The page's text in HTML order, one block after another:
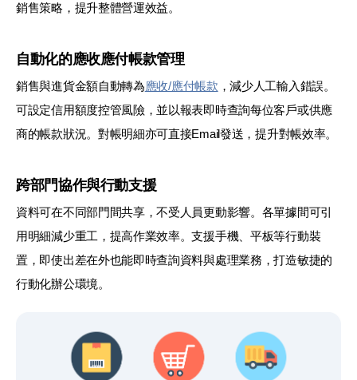
銷售策略，提升整體營運效益。
自動化的應收應付帳款管理
銷售與進貨金額自動轉為應收/應付帳款 ，減少人工輸入錯誤。
可設定信用額度控管風險，並以報表即時查詢每位客戶或供應
商的帳款狀況。對帳明細亦可直接Email發送，提升對帳效率。
跨部門協作與行動支援
資料可在不同部門間共享，不受人員更動影響。各單據間可引
用明細減少重工，提高作業效率。支援手機、平板等行動裝
置，即使出差在外也能即時查詢資料與處理業務，打造敏捷的
行動化辦公環境。